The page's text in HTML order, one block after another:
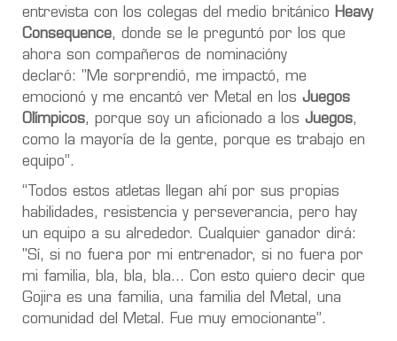
entrevista con los colegas del medio británico Heavy
Consequence, donde se le preguntó por los que
ahora son compañeros de nominacióny
declaró: "Me sorprendió, me impactó, me
emocionó y me encantó ver Metal en los Juegos
Olímpicos, porque soy un aficionado a los Juegos,
como la mayoría de la gente, porque es trabajo en
equipo”.
“Todos estos atletas llegan ahí por sus propias
habilidades, resistencia y perseverancia, pero hay
un equipo a su alrededor. Cualquier ganador dirá:
"Sí, si no fuera por mi entrenador, si no fuera por
mi familia, bla, bla, bla… Con esto quiero decir que
Gojira es una familia, una familia del Metal, una
comunidad del Metal. Fue muy emocionante”.